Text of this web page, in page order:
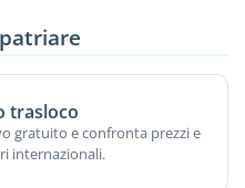
trasloco
gratuito e confronta prezzi e
internazionali.